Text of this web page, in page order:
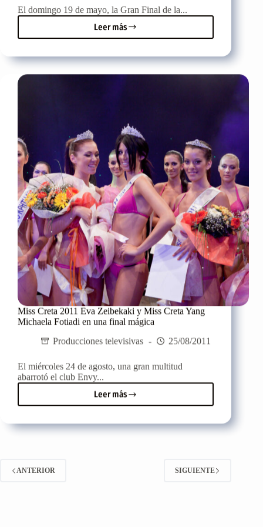
El domingo 19 de mayo, la Gran Final de la...
Leer más
15º
Concurso
Pancretano,
la
Miss Creta 2011 Eva Zeibekaki y Miss Creta Yang
Michaela Fotiadi en una final mágica
Producciones televisivas
25/08/2011
El miércoles 24 de agosto, una gran multitud
abarrotó el club Envy...
Leer más
Miss
Creta
Eva
ANTERIOR SIGUIENTE